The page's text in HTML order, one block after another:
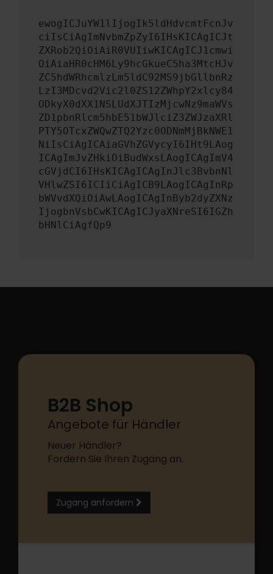
ewogICJuYW1lIjogIk5ldHdvcmtFcnJv
ciIsCiAgImNvbmZpZyI6IHsKICAgICJt
ZXRob2QiOiAiR0VUIiwKICAgICJ1cmwi
OiAiaHR0cHM6Ly9hcGkueC5ha3MtcHJv
ZC5hdWRhcmlzLm5ldC92MS9jbGllbnRz
LzI3MDcvd2Vic2l0ZS12ZWhpY2xlcy84
ODkyX0dXX1NSLUdXJTIzMjcwNz9maWVs
ZD1pbnRlcm5hbE51bWJlciZ3ZWJzaXRl
PTY5OTcxZWQwZTQ2Yzc0ODNmMjBkNWE1
NiIsCiAgICAiaGVhZGVycyI6IHt9LAog
ICAgImJvZHkiOiBudWxsLAogICAgImV4
cGVjdCI6IHsKICAgICAgInJlc3BvbnNl
VHlwZSI6ICIiCiAgICB9LAogICAgInRp
bWVvdXQiOiAwLAogICAgInByb2dyZXNz
IjogbnVsbCwKICAgICJyaXNreSI6IGZh
bHNlCiAgfQp9
B2B Shop
Angebote für Händler
Neuer Händler?
Fordern Sie Ihren Zugang an.
Zugang anfordern